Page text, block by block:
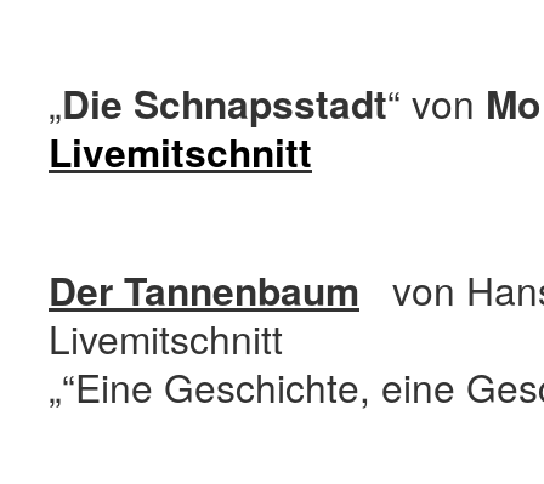
„Die Schnapsstadt“ von
Livemitschnitt
Der Tannenbaum von
Livemitschnitt
„“Eine Geschichte, eine